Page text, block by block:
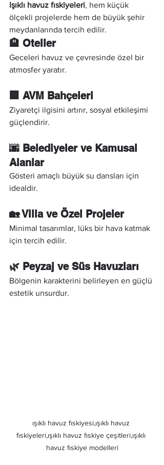
Işıklı havuz fıskiyeleri, hem küçük
ölçekli projelerde hem de büyük şehir
meydanlarında tercih edilir.
🏨 Oteller
Geceleri havuz ve çevresinde özel bir
atmosfer yaratır.
🏢 AVM Bahçeleri
Ziyaretçi ilgisini artırır, sosyal etkileşimi
güçlendirir.
🌆 Belediyeler ve Kamusal
Alanlar
Gösteri amaçlı büyük su dansları için
idealdir.
🏡 Villa ve Özel Projeler
Minimal tasarımlar, lüks bir hava katmak
için tercih edilir.
🌿 Peyzaj ve Süs Havuzları
Bölgenin karakterini belirleyen en güçlü
estetik unsurdur.
ışıklı havuz fıskiyesi,ışıklı havuz
fıskiyeleri,ışıklı havuz fıskiye çeşitleri,ışıklı
havuz fıskiye modelleri